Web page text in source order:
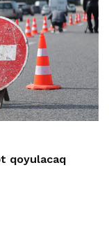
qoyulacaq